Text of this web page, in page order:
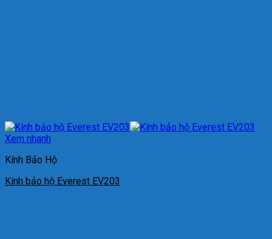
Xem nhanh
Kính Bảo Hộ
Kính bảo hộ Everest EV203